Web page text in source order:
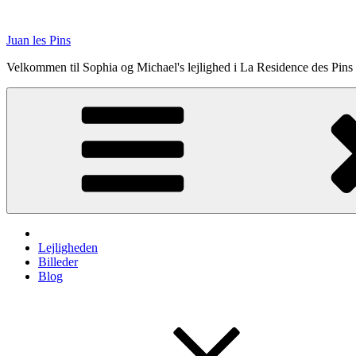
indhold
Juan les Pins
Velkommen til Sophia og Michael's lejlighed i La Residence des Pins
Lejligheden
Billeder
Blog